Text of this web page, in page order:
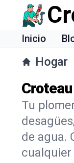
Inicio
Hogar
Tu
de agua.
cualquier